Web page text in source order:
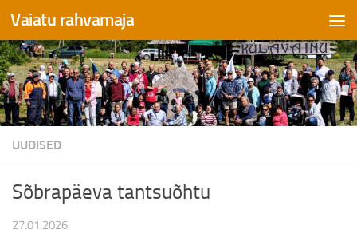
Skip to content
Vaiatu rahvamaja
UUDISED
Sõbrapäeva tantsuõhtu
27.01.2026